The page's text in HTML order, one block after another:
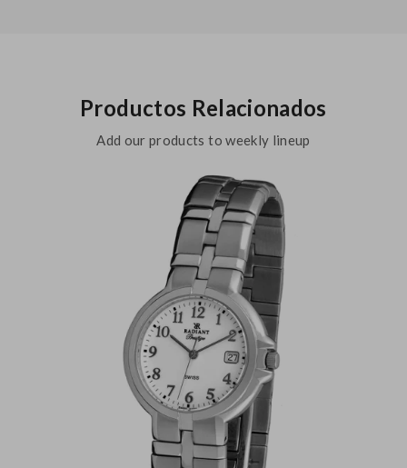
Productos Relacionados
Add our products to weekly lineup